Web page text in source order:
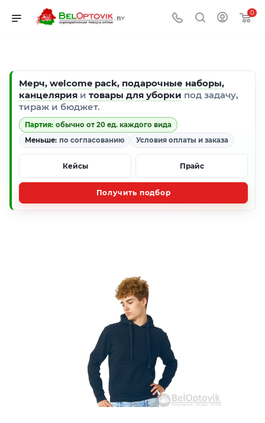
0
Мерч, welcome pack, подарочные наборы,
канцелярия и товары для уборки под задачу,
тираж и бюджет.
Партия: обычно от 20 ед. каждого вида
Меньше: по согласованию Условия оплаты и заказа
Кейсы Прайс
Получить подбор